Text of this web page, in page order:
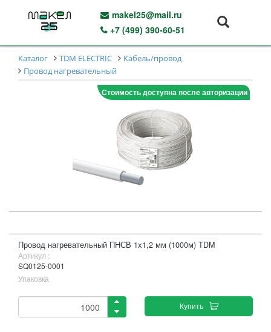
makel25@mail.ru
+7 (499) 390-60-51
Каталог TDM ELECTRIC
Кабель/провод
Провод нагревательный
Стоимость доступна после авторизации
Провод нагревательный ПНСВ 1х1,2 мм (1000м) TDM
Артикул :
SQ0125-0001
Упаковка
Купить